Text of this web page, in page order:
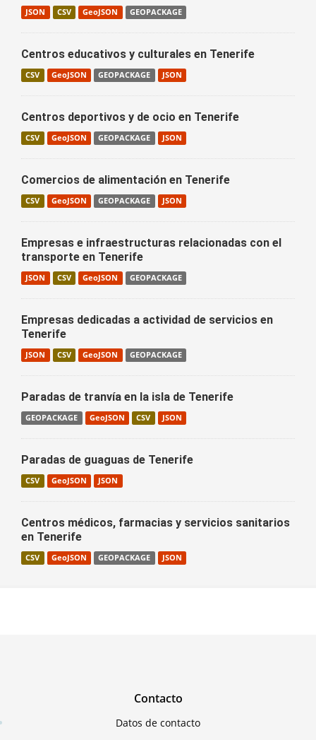
JSON CSV GeoJSON GEOPACKAGE
Centros educativos y culturales en Tenerife
CSV GeoJSON GEOPACKAGE JSON
Centros deportivos y de ocio en Tenerife
CSV GeoJSON GEOPACKAGE JSON
Comercios de alimentación en Tenerife
CSV GeoJSON GEOPACKAGE JSON
Empresas e infraestructuras relacionadas con el
transporte en Tenerife
JSON CSV GeoJSON GEOPACKAGE
Empresas dedicadas a actividad de servicios en
Tenerife
JSON CSV GeoJSON GEOPACKAGE
Paradas de tranvía en la isla de Tenerife
GEOPACKAGE GeoJSON CSV JSON
Paradas de guaguas de Tenerife
CSV GeoJSON JSON
Centros médicos, farmacias y servicios sanitarios
en Tenerife
CSV GeoJSON GEOPACKAGE JSON
Contacto
Datos de contacto